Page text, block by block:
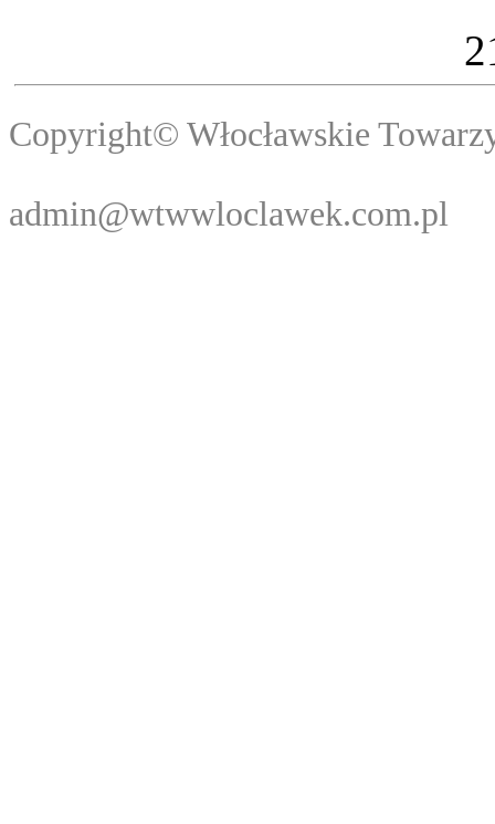
2
Copyright©
admin@wtwwloclawek.com.pl